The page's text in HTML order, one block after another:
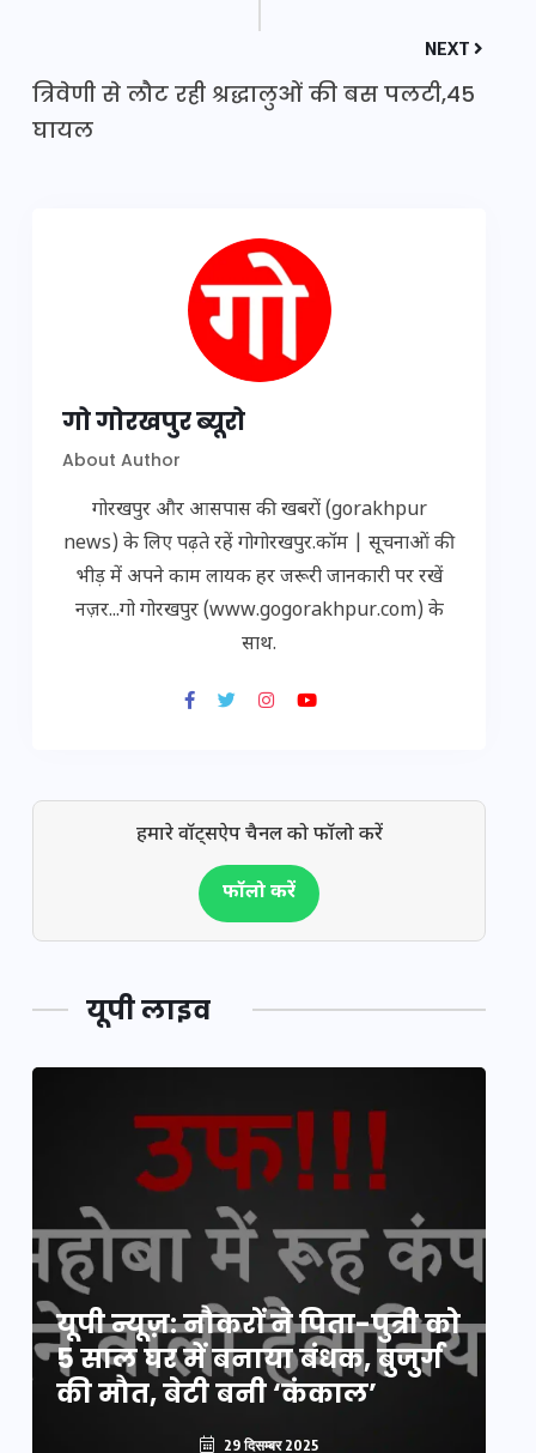
NEXT
त्रिवेणी से लौट रही श्रद्धालुओं की बस पलटी,45
घायल
गो गोरखपुर ब्यूरो
About Author
गोरखपुर और आसपास की खबरों (gorakhpur
news) के लिए पढ़ते रहें गोगोरखपुर.कॉम | सूचनाओं की
भीड़ में अपने काम लायक हर जरूरी जानकारी पर रखें
नज़र...गो गोरखपुर (www.gogorakhpur.com) के
साथ.
हमारे वॉट्सऐप चैनल को फॉलो करें
फॉलो करें
यूपी लाइव
यूपी न्यूज़: नौकरों ने पिता-पुत्री को
5 साल घर में बनाया बंधक, बुजुर्ग
की मौत, बेटी बनी ‘कंकाल’
29 दिसम्बर 2025